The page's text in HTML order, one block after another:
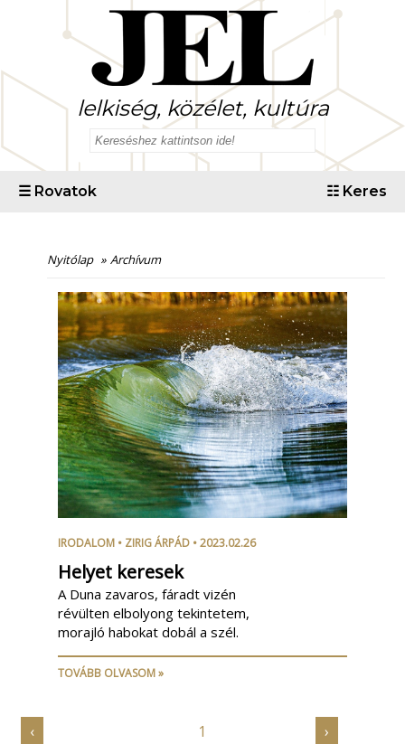
lelkiség, közélet, kultúra
☰ Rovatok ☷ Keres
Nyitólap » Archívum
IRODALOM • ZIRIG ÁRPÁD • 2023.02.26
Helyet keresek
A Duna zavaros, fáradt vizén
révülten elbolyong tekintetem,
morajló habokat dobál a szél.
TOVÁBB OLVASOM »
‹ 1 ›